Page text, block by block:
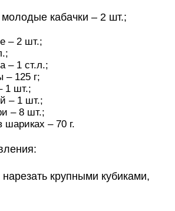
кабачки – 2 шт.;
– 2 шт.;
– 1 ст.л.;
– 125 г;
1 шт.;
– 1 шт.;
– 8 шт.;
шариках – 70 г.
крупными кубиками,